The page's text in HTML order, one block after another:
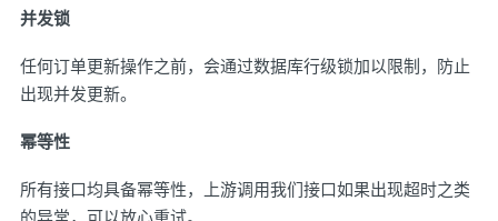
并发锁
任何订单更新操作之前，会通过数据库行级锁加以限制，防止
出现并发更新。
幂等性
所有接口均具备幂等性，上游调用我们接口如果出现超时之类
的异常，可以放心重试。